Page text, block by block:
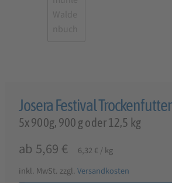
Josera Festival Trockenfutter
5x 900g, 900 g oder 12,5 kg
ab 5,69 € 6,32 €/kg
inkl. MwSt. zzgl. Versandkosten